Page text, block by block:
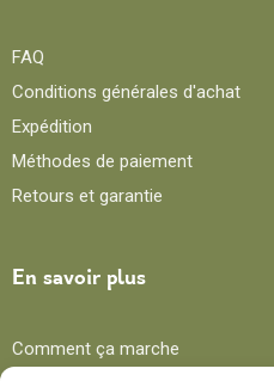
FAQ
Conditions générales d'achat
Expédition
Méthodes de paiement
Retours et garantie
En savoir plus
Comment ça marche